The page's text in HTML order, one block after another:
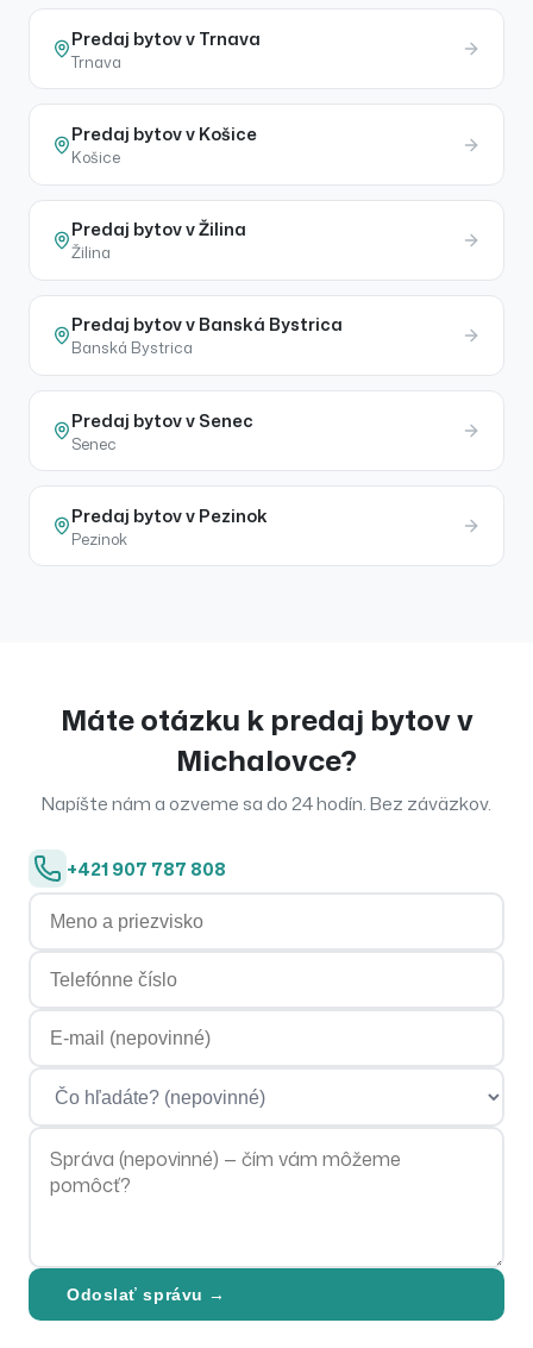
Predaj bytovvTrnava
Trnava
Predaj bytovvKošice
Košice
Predaj bytovvŽilina
Žilina
Predaj bytovvBanská Bystrica
Banská Bystrica
Predaj bytovvSenec
Senec
Predaj bytovvPezinok
Pezinok
Máte otázku k predaj bytovv
Michalovce?
Napíšte nám a ozveme sa do 24 hodín. Bez záväzkov.
+421 907 787 808
Meno a priezvisko
Telefónne číslo
E-mailová adresa
Čo hľadáte?
Správa
Odoslať správu →